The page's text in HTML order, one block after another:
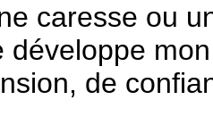
ou un
développe
de